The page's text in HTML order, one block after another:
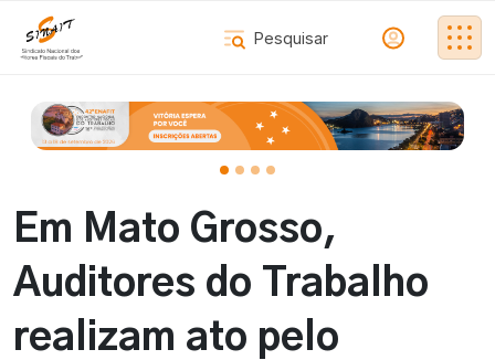
Em Mato Grosso,
Auditores do Trabalho
realizam ato pelo